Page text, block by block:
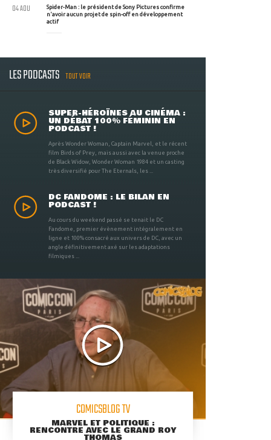
Spider-Man : le président de Sony Pictures confirme
n'avoir aucun projet de spin-off en développement
actif
04 AOU
LES PODCASTS TOUT VOIR
SUPER-HÉROÏNES AU CINÉMA :
UN DÉBAT 100% FÉMININ EN
PODCAST !
Après Wonder Woman, Captain Marvel, et le récent
film Birds of Prey, mais aussi avec la venue proche
de Black Widow, Wonder Woman 1984 et un casting
très diversifié pour The Eternals, les ...
DC FANDOME : LE BILAN EN
PODCAST !
Au cours du weekend passé se tenait le DC
Fandome, premier évènement intégralement en
ligne et 100% consacré aux univers de DC, avec un
angle définitivement axé sur les adaptations
filmiques ...
COMICSBLOG TV
MARVEL ET POLITIQUE :
RENCONTRE AVEC LE GRAND ROY
THOMAS